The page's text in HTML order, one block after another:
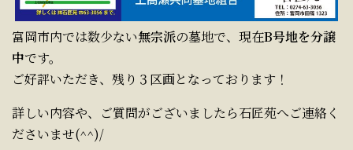
富岡市内では数少ない無宗派の墓地で、現在B号地を分譲
中です。
ご好評いただき、残り３区画となっております！
詳しい内容や、ご質問がございましたら石匠苑へご連絡く
ださいませ(^^)/